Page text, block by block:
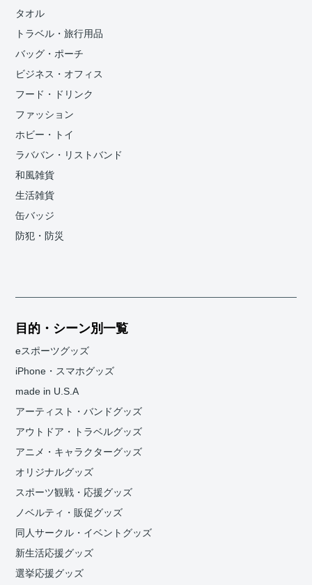
タオル
トラベル・旅行用品
バッグ・ポーチ
ビジネス・オフィス
フード・ドリンク
ファッション
ホビー・トイ
ラババン・リストバンド
和風雑貨
生活雑貨
缶バッジ
防犯・防災
目的・シーン別一覧
eスポーツグッズ
iPhone・スマホグッズ
made in U.S.A
アーティスト・バンドグッズ
アウトドア・トラベルグッズ
アニメ・キャラクターグッズ
オリジナルグッズ
スポーツ観戦・応援グッズ
ノベルティ・販促グッズ
同人サークル・イベントグッズ
新生活応援グッズ
選挙応援グッズ